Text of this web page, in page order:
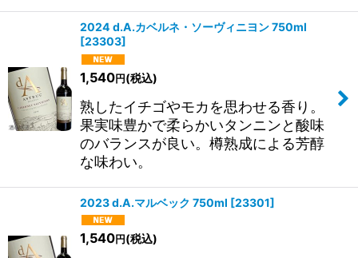
2024 d.A.カベルネ・ソーヴィニヨン 750ml
[23303]
1,540円(税込)
熟したイチゴやモカを思わせる香り。
果実味豊かで柔らかいタンニンと酸味
のバランスが良い。樽熟成による芳醇
な味わい。
2023 d.A.マルベック 750ml [23301]
1,540円 (税込)